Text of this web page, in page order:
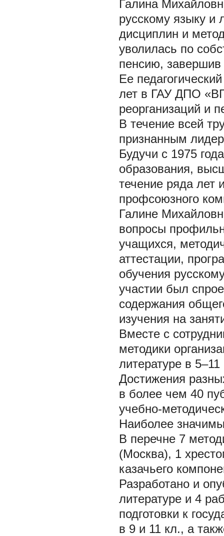
Галина
русскому языку и
дисциплин и
уволилась по
пенсию, завершив
Ее
лет в ГАУ ДПО
реорганизаций и
В течение всей
признанным
Будучи с 1975
образования,
течение ряда лет
профсоюзного
Галине
вопросы
учащихся,
аттестации,
обучения
участии был
содержания
изучения на
Вместе с
методики
литературе в
Достижения
в более чем 40
учебно-
Наиболее
В перечне 7
(Москва), 1
казачьего
Разработано и
литературе и 4
подготовки к
в 9 и 11 кл., а